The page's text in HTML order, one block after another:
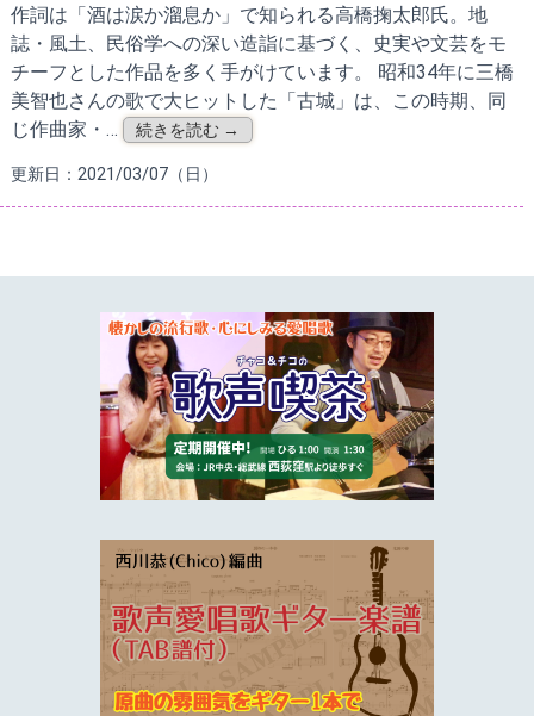
作詞は「酒は涙か溜息か」で知られる高橋掬太郎氏。地
誌・風土、民俗学への深い造詣に基づく、史実や文芸をモ
チーフとした作品を多く手がけています。 昭和34年に三橋
美智也さんの歌で大ヒットした「古城」は、この時期、同
じ作曲家・…
続きを読む →
更新日：2021/03/07（日）